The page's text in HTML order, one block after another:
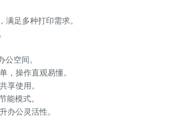
足多种打印需求。
空间。
，操作直观易懂。
享使用。
能模式。
办公灵活性。